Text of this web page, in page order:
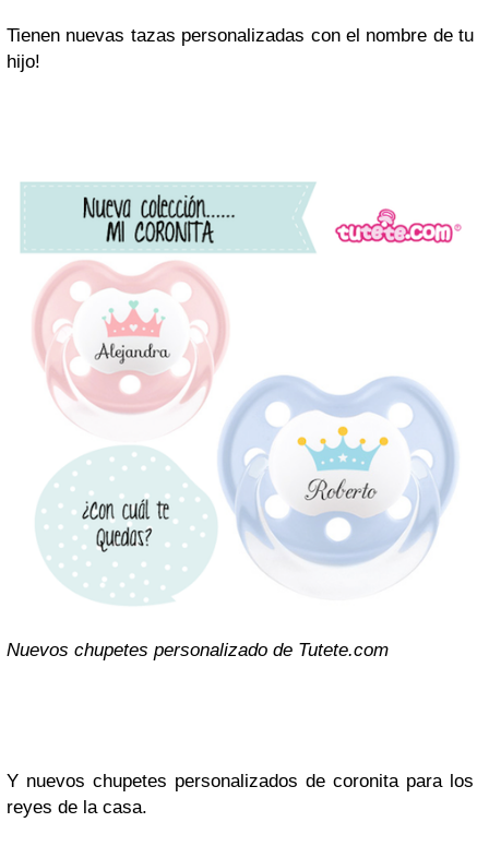
Tienen nuevas tazas personalizadas con el nombre de tu
hijo!
Nuevos chupetes personalizado de Tutete.com
Y nuevos chupetes personalizados de coronita para los
reyes de la casa.